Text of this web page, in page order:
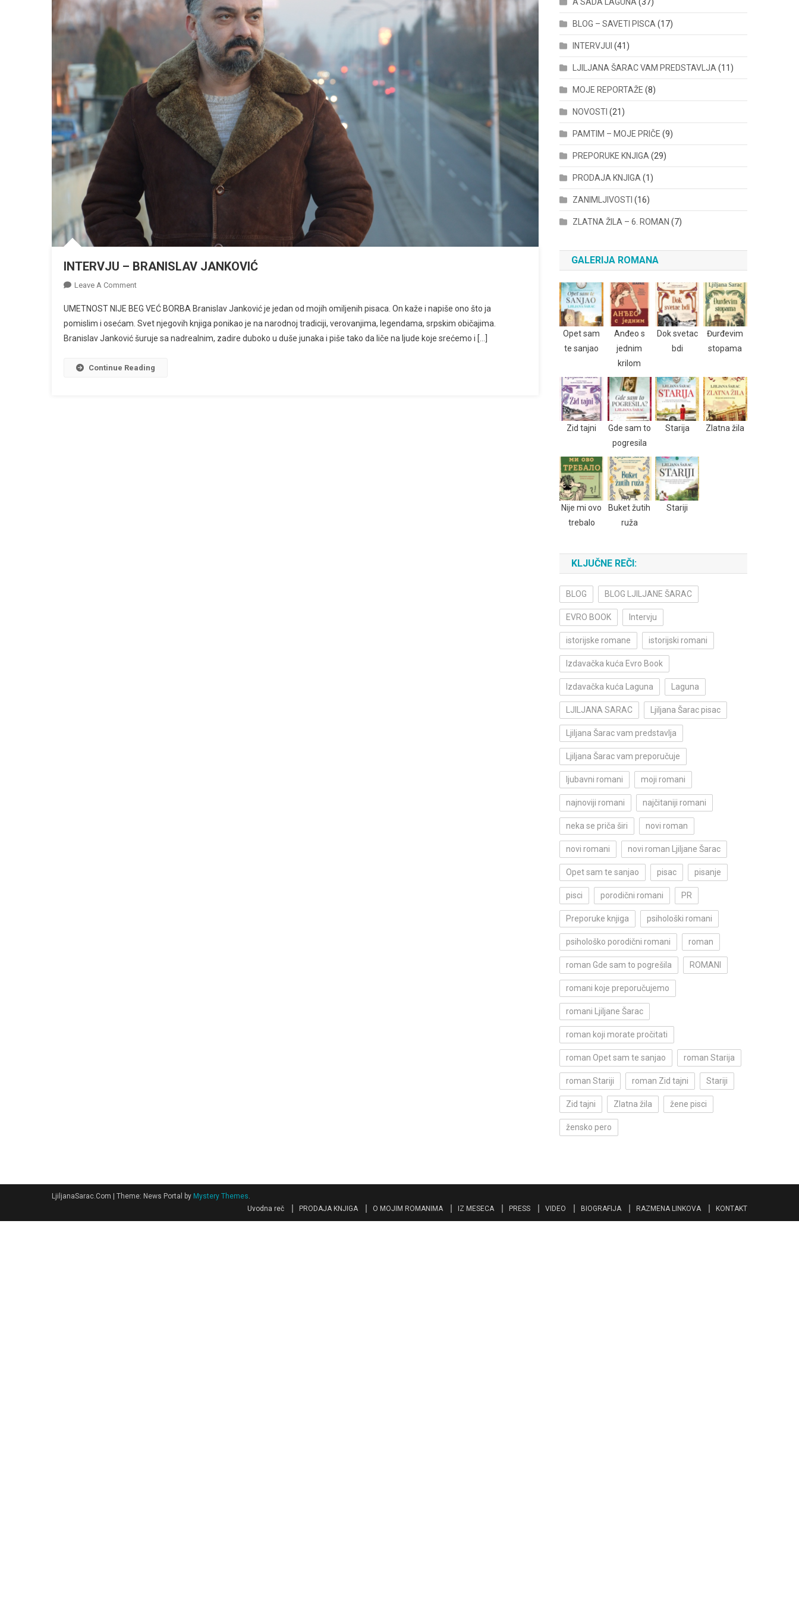
INTERVJU – BRANISLAV JANKOVIĆ
Leave A CommentOn
–
BRANISLAV
JANKOVIĆ
UMETNOST NIJE BEG VEĆ BORBA Branislav Janković je jedan od mojih omiljenih pisaca. On kaže i napiše ono što ja
pomislim i osećam. Svet njegovih knjiga ponikao je na narodnoj tradiciji, verovanjima, legendama, srpskim običajima.
Branislav Janković šuruje sa nadrealnim, zadire duboko u duše junaka i piše tako da liče na ljude koje srećemo i […]
Continue Reading
BLOG – SAVETI PISCA (17)
INTERVJUI (41)
LJILJANA ŠARAC VAM PREDSTAVLJA (11)
MOJE REPORTAŽE (8)
NOVOSTI (21)
PAMTIM – MOJE PRIČE (9)
PREPORUKE KNJIGA (29)
PRODAJA KNJIGA (1)
ZANIMLJIVOSTI (16)
ZLATNA ŽILA – 6. ROMAN (7)
GALERIJA ROMANA
Opet sam
te sanjao
Anđeo s
jednim
krilom
Dok svetac
bdi
Đurđevim
stopama
Zid tajni
Gde sam to
pogresila
Starija Zlatna žila
Nije mi ovo
trebalo
Buket žutih
ruža
Stariji
KLJUČNE REČI:
BLOG BLOG LJILJANE ŠARAC
EVRO BOOK Intervju
istorijske romane istorijski romani
Izdavačka kuća Evro Book
Izdavačka kuća Laguna Laguna
LJILJANA SARAC Ljiljana Šarac pisac
Ljiljana Šarac vam predstavlja
Ljiljana Šarac vam preporučuje
ljubavni romani moji romani
najnoviji romani najčitaniji romani
neka se priča širi novi roman
novi romani novi roman Ljiljane Šarac
Opet sam te sanjao pisac pisanje
pisci porodični romani PR
Preporuke knjiga psihološki romani
psihološko porodični romani roman
roman Gde sam to pogrešila ROMANI
romani koje preporučujemo
romani Ljiljane Šarac
roman koji morate pročitati
roman Opet sam te sanjao roman Starija
roman Stariji roman Zid tajni Stariji
Zid tajni Zlatna žila žene pisci
žensko pero
LjiljanaSarac.Com Theme: News Portal by Mystery Themes.
Uvodna reč
PRODAJA KNJIGA O MOJIM ROMANIMA IZ MESECA PRESS VIDEO BIOGRAFIJA RAZMENA LINKOVA KONTAKT